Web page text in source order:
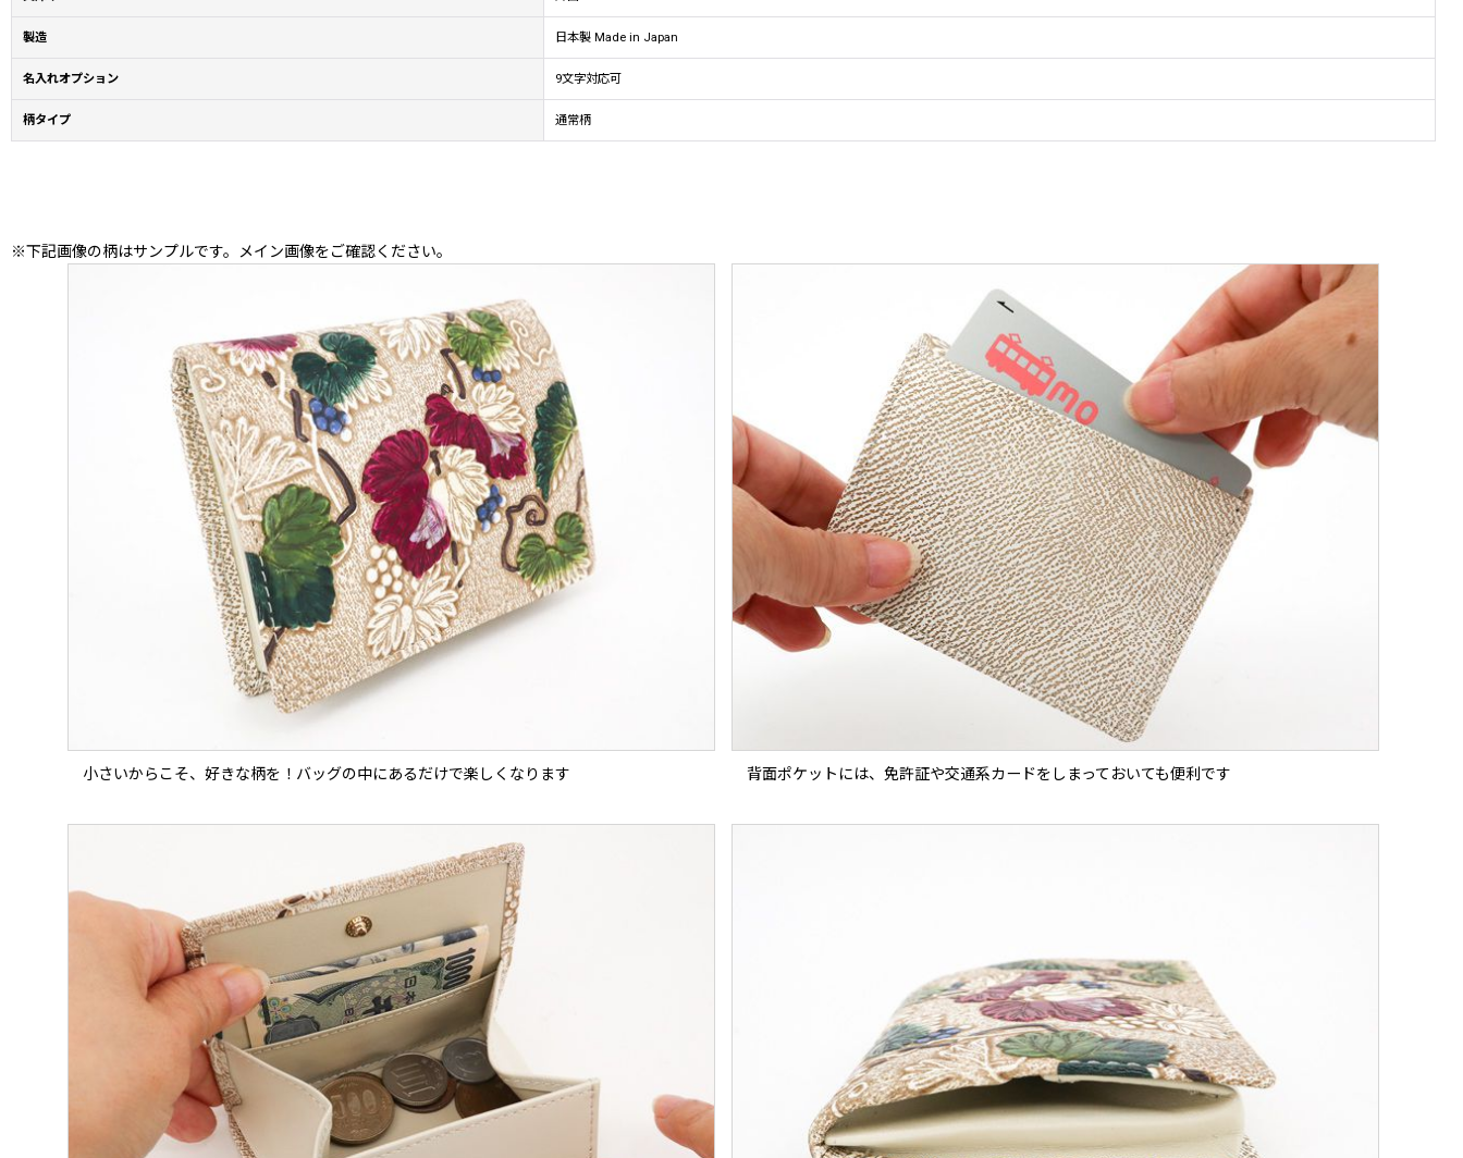
製造 日本製 Made in Japan
名入れオプション 9文字対応可
柄タイプ 通常柄
※下記画像の柄はサンプルです。メイン画像をご確認ください。
小さいからこそ、好きな柄を！バッグの中にあるだけで楽しくなります 背面ポケットには、免許証や交通系カードをしまっておいても便利です